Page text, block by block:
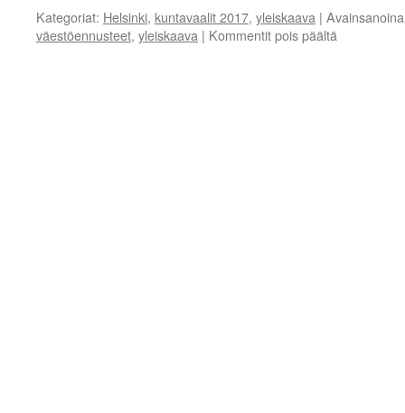
Kategoriat: Helsinki, kuntavaalit 2017, yleiskaava | Avainsanoina
väestöennusteet, yleiskaava | Kommentit pois päältä